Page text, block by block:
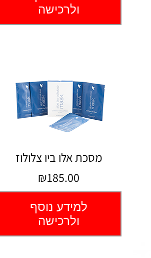
ולרכישה
מסכת אלו ביו צלולוז
₪185.00
למידע נוסף
ולרכישה